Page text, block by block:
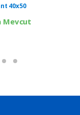
40x50
Mevcut